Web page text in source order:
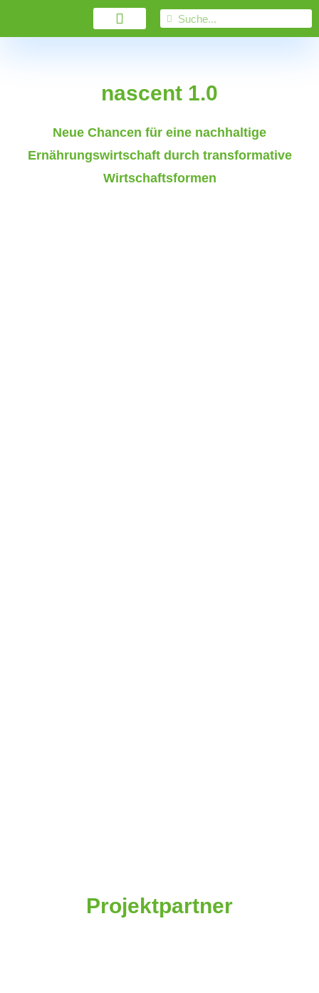
nascent 1.0
Neue Chancen für eine nachhaltige
Ernährungswirtschaft durch transformative
Wirtschaftsformen
Projektpartner